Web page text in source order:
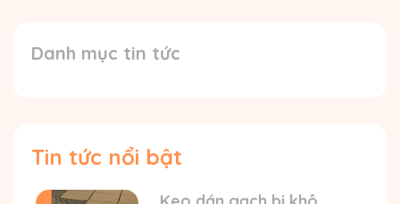
Danh mục tin tức
Tin tức nổi bật